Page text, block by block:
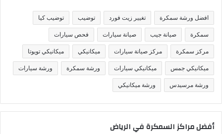
ف
ا
افضل ورشة سمكرة تغيير زيت فورد توضيب توضيب كيا
سمكرة صيانة جيب صيانة سيارات فحص سيارات
مركز سمكرة مركز صيانة سيارات ميكانيكي ميكانيكي تويوتا
ميكانيكي جمس ميكانيكي سيارات ورشة سمكرة ورشة سيارات
ورشة مرسيدس ورشة ميكانيكي
أفضل مراكز السمكرة في الرياض